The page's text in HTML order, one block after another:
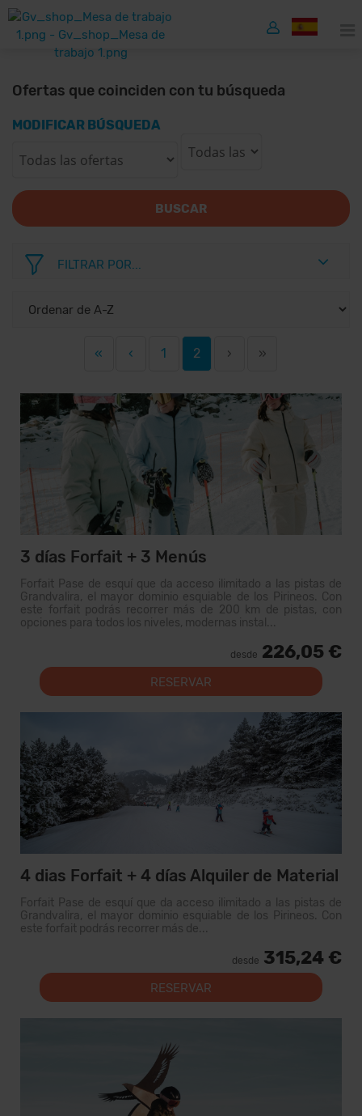
Ofertas que coinciden con tu búsqueda
MODIFICAR BÚSQUEDA
BUSCAR
FILTRAR POR...
« ‹ 1 2 › »
3 días Forfait + 3 Menús
Forfait Pase de esquí que da acceso ilimitado a las pistas de
Grandvalira, el mayor dominio esquiable de los Pirineos. Con
este forfait podrás recorrer más de 200 km de pistas, con
opciones para todos los niveles, modernas instal...
desde 226,05 €
RESERVAR
4 dias Forfait + 4 días Alquiler de Material
Forfait Pase de esquí que da acceso ilimitado a las pistas de
Grandvalira, el mayor dominio esquiable de los Pirineos. Con
este forfait podrás recorrer más de...
desde 315,24 €
RESERVAR